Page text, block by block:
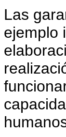
Las
ejemplo